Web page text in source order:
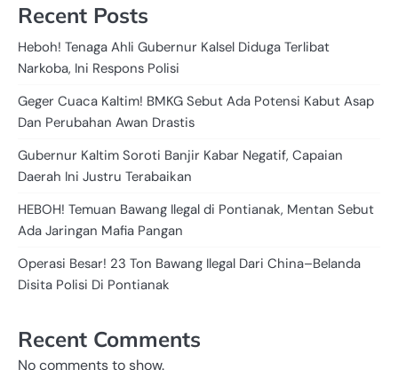
Recent Posts
Heboh! Tenaga Ahli Gubernur Kalsel Diduga Terlibat
Narkoba, Ini Respons Polisi
Geger Cuaca Kaltim! BMKG Sebut Ada Potensi Kabut Asap
Dan Perubahan Awan Drastis
Gubernur Kaltim Soroti Banjir Kabar Negatif, Capaian
Daerah Ini Justru Terabaikan
HEBOH! Temuan Bawang Ilegal di Pontianak, Mentan Sebut
Ada Jaringan Mafia Pangan
Operasi Besar! 23 Ton Bawang Ilegal Dari China–Belanda
Disita Polisi Di Pontianak
Recent Comments
No comments to show.